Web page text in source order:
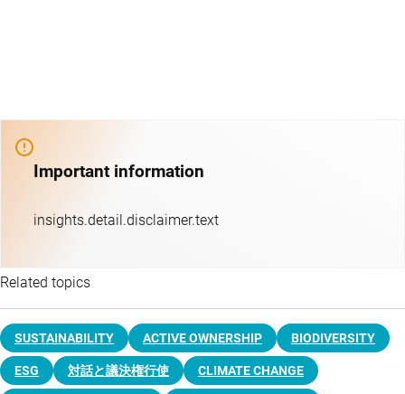
Important information
insights.detail.disclaimer.text
Related topics
SUSTAINABILITY ACTIVE OWNERSHIP BIODIVERSITY
ESG 対話と議決権行使 CLIMATE CHANGE